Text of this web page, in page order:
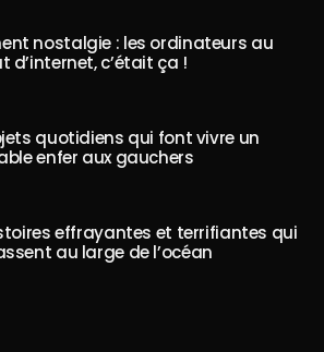
nostalgie : les ordinateurs au
d’internet, c’était ça !
quotidiens qui font vivre un
enfer aux gauchers
effrayantes et terrifiantes qui
au large de l’océan